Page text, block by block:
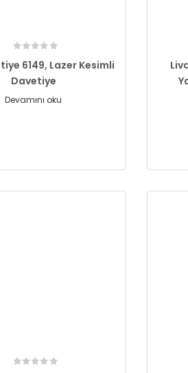
6149, Lazer Kesimli
Davetiye
Devamını oku